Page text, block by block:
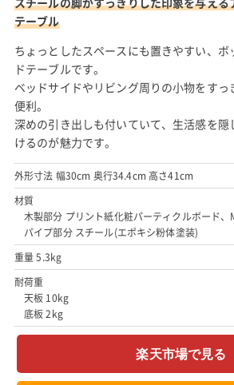
テーブル
ちょっとしたスペースにも置きやすい、ボ
ドテーブルです。
ベッドサイドやリビング周りの小物をすっ
便利。
深めの引き出しも付いていて、生活感を隠
けるのが魅力です。
外形寸法 幅30cm 奥行34.4cm 高さ41cm
材質
木製部分 プリント紙化粧パーティクルボード、
パイプ部分 スチール(エポキシ粉体塗装)
重量 5.3kg
耐荷重
天板 10kg
底板 2kg
楽天市場で見る